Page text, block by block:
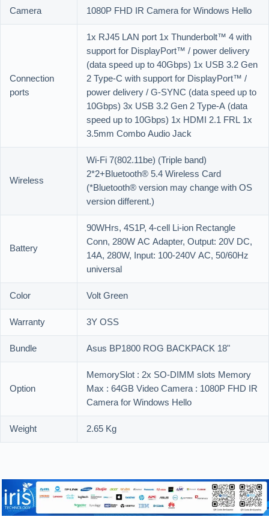
Camera
1080P FHD IR Camera for Windows Hello
Connection
ports
1x RJ45 LAN port 1x Thunderbolt™ 4 with
support for DisplayPort™ / power delivery
(data speed up to 40Gbps) 1x USB 3.2 Gen
2 Type-C with support for DisplayPort™ /
power delivery / G-SYNC (data speed up to
10Gbps) 3x USB 3.2 Gen 2 Type-A (data
speed up to 10Gbps) 1x HDMI 2.1 FRL 1x
3.5mm Combo Audio Jack
Wireless
Wi-Fi 7(802.11be) (Triple band)
2*2+Bluetooth® 5.4 Wireless Card
(*Bluetooth® version may change with OS
version different.)
Battery
90WHrs, 4S1P, 4-cell Li-ion Rectangle
Conn, 280W AC Adapter, Output: 20V DC,
14A, 280W, Input: 100-240V AC, 50/60Hz
universal
Color
Volt Green
Warranty
3Y OSS
Bundle
Asus BP1800 ROG BACKPACK 18"
Option
MemorySlot : 2x SO-DIMM slots Memory
Max : 64GB Video Camera : 1080P FHD IR
Camera for Windows Hello
Weight
2.65 Kg